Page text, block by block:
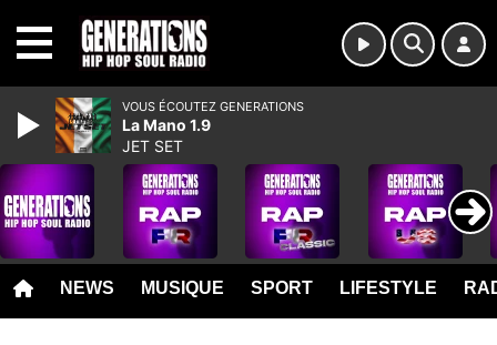
NEWS MUSIQUE SPORT LIFESTYLE
VOUS ÉCOUTEZ GENERATIONS
La Mano 1.9
JET SET